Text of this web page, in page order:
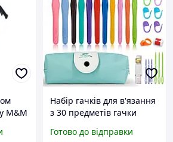
М&М
Набір гачків для в'язання
з 30 предметів гачки
Готово до відправки